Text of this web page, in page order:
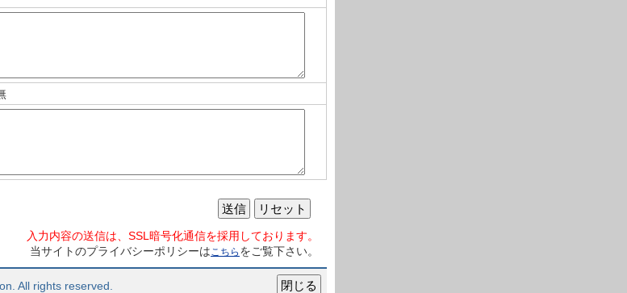
リセット
送信
入力内容の送信は、SSL暗号化通信を採用しております。
当サイトのプライバシーポリシーはこちら をご覧下さい。
All rights reserved.